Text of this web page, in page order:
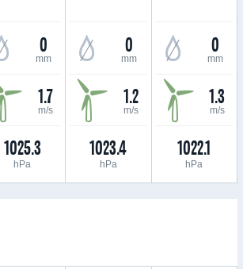
0
mm
1.7
m/s
1025.3
hPa
0
mm
1.2
m/s
1023.4
hPa
0
mm
1.3
m/s
1022.1
hPa